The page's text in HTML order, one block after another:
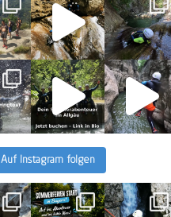
Auf Instagram folgen